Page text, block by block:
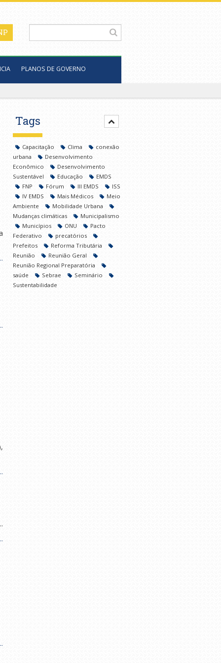
PLANOS DE GOVERNO
Tags
Capacitação Clima
conexão
urbana
Desenvolvimento
Econômico
Desenvolvimento
Sustentável
Educação
EMDS
FNP
Fórum III EMDS
ISS
IV EMDS
Mais Médicos
Meio
Ambiente
Mobilidade Urbana
Mudanças climáticas
Municipalismo
Municípios
ONU
Pacto
Federativo
precatórios
Prefeitos
Reforma Tributária
Reunião
Reunião Geral
Reunião Regional Preparatória
saúde
Sebrae
Seminário
Sustentabilidade